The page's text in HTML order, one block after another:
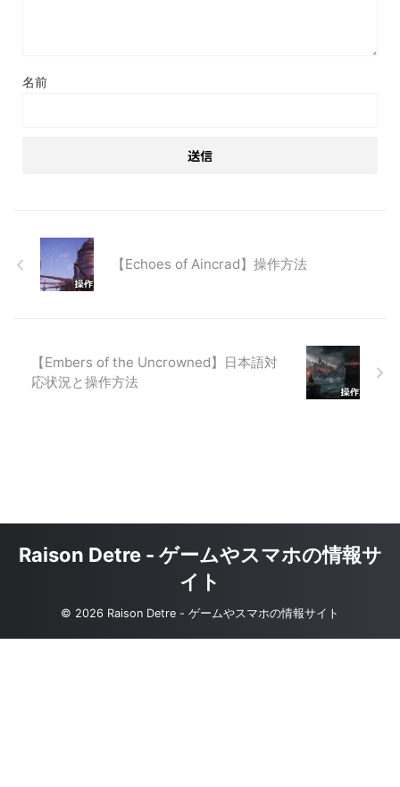
名前
【Echoes of Aincrad】操作方法
【Embers of the Uncrowned】日本語対
応状況と操作方法
Raison Detre - ゲームやスマホの情報サ
イト
© 2026 Raison Detre - ゲームやスマホの情報サイト